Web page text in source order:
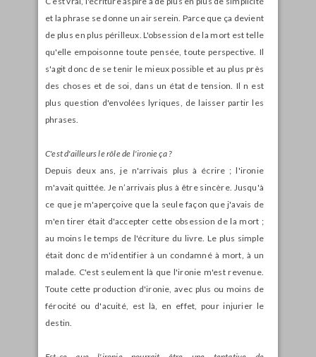
et la phrase se donne un air serein. Parce que ça devient
de plus en plus périlleux. L'obsession de la mort est telle
qu'elle empoisonne toute pensée, toute perspective. Il
s'agit donc de se tenir le mieux possible et au plus près
des choses et de soi, dans un état de tension. Il n est
plus question d'envolées lyriques, de laisser partir les
phrases.
C'est d'ailleurs le rôle de l'ironie ça ?
Depuis deux ans, je n'arrivais plus à écrire ; l'ironie
m'avait quittée. Je n’arrivais plus à être sincère. Jusqu'à
ce que je m'aperçoive que la seule façon que j'avais de
m'en tirer était d'accepter cette obsession de la mort ;
au moins le temps de l'écriture du livre. Le plus simple
était donc de m'identifier à un condamné à mort, à un
malade. C'est seulement là que l'ironie m'est revenue.
Toute cette production d'ironie, avec plus ou moins de
férocité ou d'acuité, est là, en effet, pour injurier le
destin.